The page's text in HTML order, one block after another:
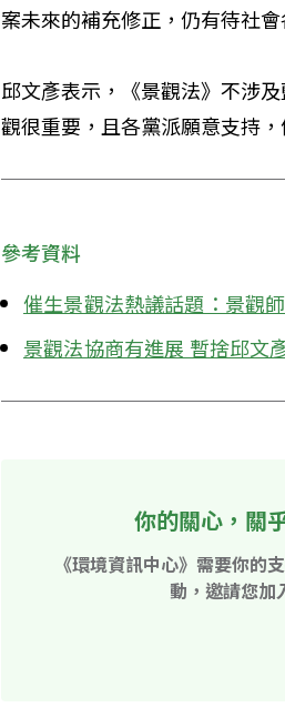
案未來的補充修正，仍有待社
邱文彥表示，《景觀法》不涉
觀很重要，且各黨派願意支持，
參考資料
催生景觀法熱議話題：景觀
景觀法協商有進展 暫捨邱文
你的關心，關
《環境資訊中心》需要你的
動，邀請您加